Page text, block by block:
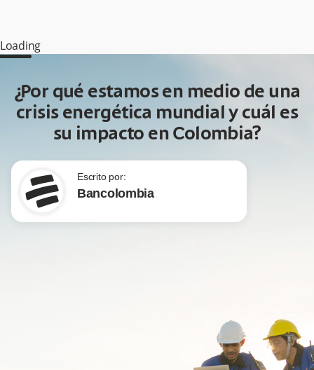
Loading
¿Por qué estamos en medio de una
crisis energética mundial y cuál es
su impacto en Colombia?
Escrito por:
Bancolombia